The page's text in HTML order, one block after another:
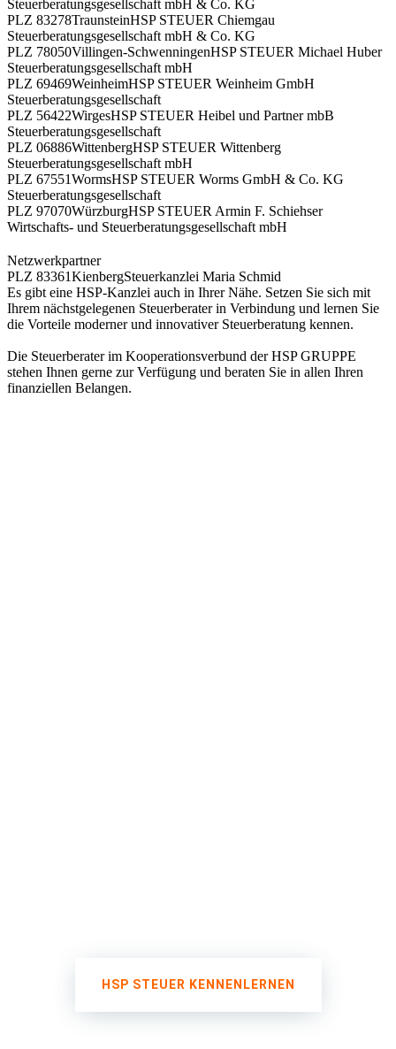
Steuerberatungsgesellschaft mbH & Co. KG
PLZ 83278TraunsteinHSP STEUER Chiemgau
Steuerberatungsgesellschaft mbH & Co. KG
PLZ 78050Villingen-SchwenningenHSP STEUER Michael Huber
Steuerberatungsgesellschaft mbH
PLZ 69469WeinheimHSP STEUER Weinheim GmbH
Steuerberatungsgesellschaft
PLZ 56422WirgesHSP STEUER Heibel und Partner mbB
Steuerberatungsgesellschaft
PLZ 06886WittenbergHSP STEUER Wittenberg
Steuerberatungsgesellschaft mbH
PLZ 67551WormsHSP STEUER Worms GmbH & Co. KG
Steuerberatungsgesellschaft
PLZ 97070WürzburgHSP STEUER Armin F. Schiehser
Wirtschafts- und Steuerberatungsgesellschaft mbH
Netzwerkpartner
PLZ 83361KienbergSteuerkanzlei Maria Schmid
Es gibt eine HSP-Kanzlei auch in Ihrer Nähe. Setzen Sie sich mit
Ihrem nächstgelegenen Steuerberater in Verbindung und lernen Sie
die Vorteile moderner und innovativer Steuerberatung kennen.
Die Steuerberater im Kooperationsverbund der HSP GRUPPE
stehen Ihnen gerne zur Verfügung und beraten Sie in allen Ihren
finanziellen Belangen.
HSP STEUER KENNENLERNEN